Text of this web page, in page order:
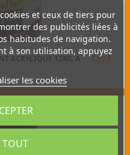
ACRYLIQUE 12ML A
2,00 €
et ceux de tiers pour
des publicités liées à
habitudes de navigation.
à son utilisation, appuyez
les cookies
TOUT